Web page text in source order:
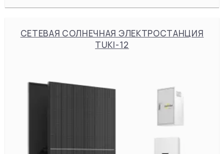
СЕТЕВАЯ СОЛНЕЧНАЯ ЭЛЕКТРОСТАНЦИЯ
TUKI-12